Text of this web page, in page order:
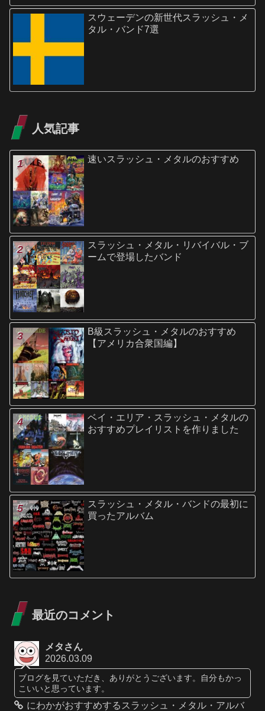
スウェーデンの新世代スラッシュ・メ
タル・バンド7選
人気記事
速いスラッシュ・メタルのおすすめ
スラッシュ・メタル・リバイバル・ブ
ームで登場したバンド
B級スラッシュ・メタルのおすすめ
【アメリカ合衆国編】
ベイ・エリア・スラッシュ・メタルの
おすすめプレイリストを作りました
スラッシュ・メタル・バンドの最初に
買ったアルバム
最近のコメント
メタさん
2026.03.09
ブログを見ていただき、ありがとうございます。自分もかっ
こいいと思っています。
にわかがおすすめするスラッシュ・メタル・アルバ